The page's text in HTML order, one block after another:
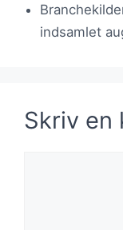
indsamlet
Skriv en